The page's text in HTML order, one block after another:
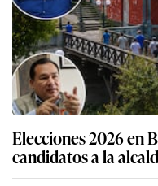
Elecciones 2026 en
candidatos a la